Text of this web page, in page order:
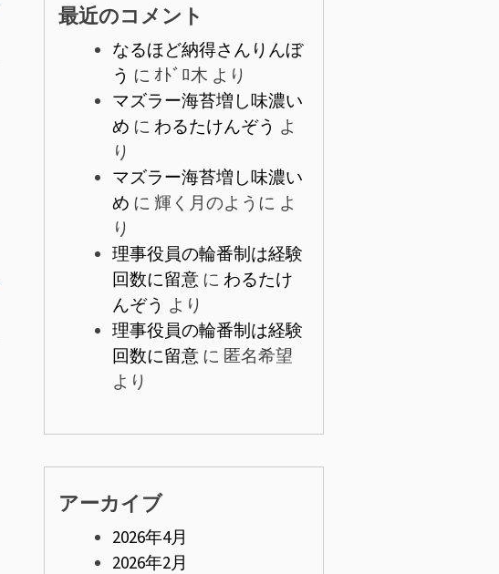
最近のコメント
なるほど納得さんりんぼ
う に ｵﾄﾞﾛ木 より
マズラー海苔増し味濃い
め に わるたけんぞう よ
り
マズラー海苔増し味濃い
め に 輝く月のように よ
り
理事役員の輪番制は経験
回数に留意に わるたけ
んぞう より
理事役員の輪番制は経験
回数に留意に 匿名希望
より
アーカイブ
2026年4月
2026年2月